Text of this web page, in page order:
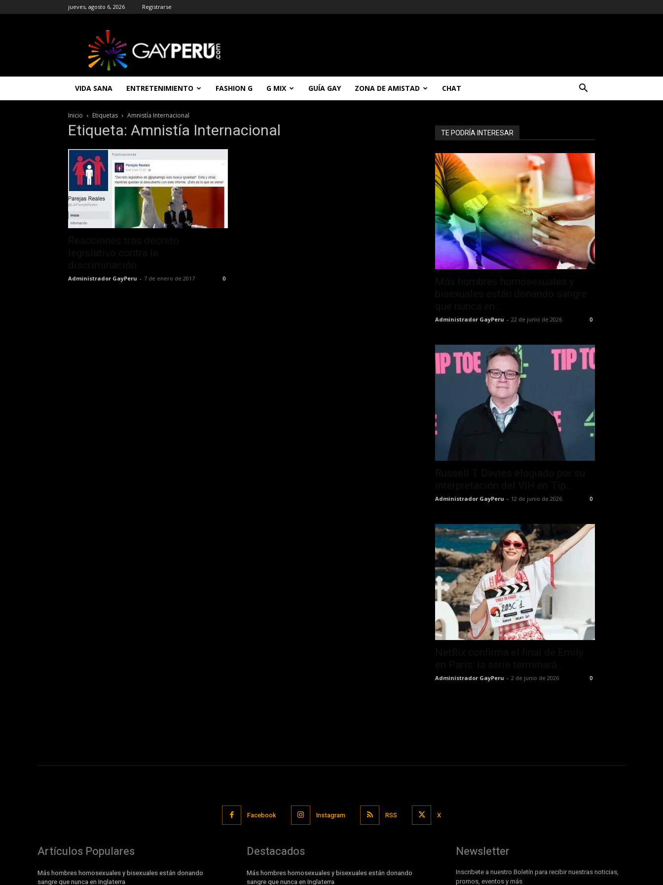
jueves, agosto 6, 2026 Registrarse
|
Entretenimiento
Noticias
Chat
Gay
Gratis
VIDA SANA ENTRETENIMIENTO FASHION G G MIX GUÍA GAY ZONA DE AMISTAD CHAT
Inicio Etiquetas Amnistía Internacional
Etiqueta: Amnistía Internacional
Administrador GayPeru - 7 de enero de 2017 0
TE PODRÍA INTERESAR
Administrador GayPeru - 22 de junio de 2026 0
Administrador GayPeru - 12 de junio de 2026 0
Administrador GayPeru - 2 de junio de 2026 0
Facebook Instagram RSS X
Artículos Populares
Más hombres homosexuales y bisexuales están donando
sangre que nunca en Inglaterra
Destacados
Más hombres homosexuales y bisexuales están donando
sangre que nunca en Inglaterra
Newsletter
Inscribete a nuestro Boletín para recibir nuestras noticias,
promos, eventos y más